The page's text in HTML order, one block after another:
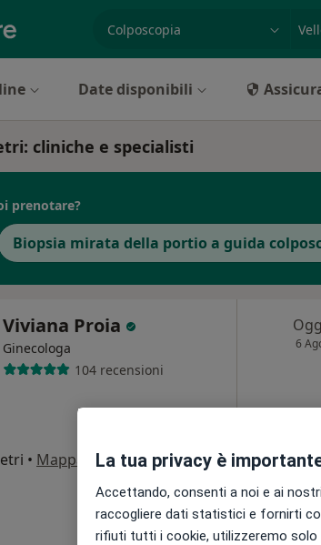
Date disponibili
cliniche e specialisti
prenotare?
Biopsia mirata della portio a guida
Viviana Proia
Ginecologa
104 recensioni
• Mappa
100 €
6
La tua privacy è
Accettando, consenti a noi e ai
raccogliere dati statistici e fornirti
rifiuti tutti i cookie, utilizzeremo